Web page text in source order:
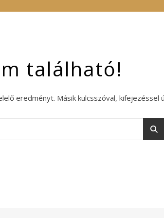
található!
eredményt. Másik kulcsszóval, kifejezéssel